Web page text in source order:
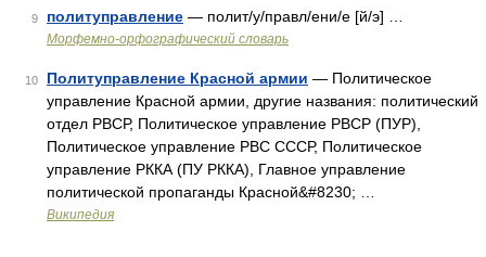
9 политуправление — полит/у/правл/ени/е [й/э] …
Морфемно-орфографический словарь
10 Политуправление Красной армии — Политическое
управление Красной армии, другие названия: политический
отдел РВСР, Политическое управление РВСР (ПУР),
Политическое управление РВС СССР, Политическое
управление РККА (ПУ РККА), Главное управление
политической пропаганды Красной&#8230; …
Википедия